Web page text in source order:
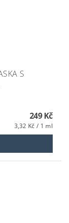
S
249 Kč
3,32 Kč / 1 ml